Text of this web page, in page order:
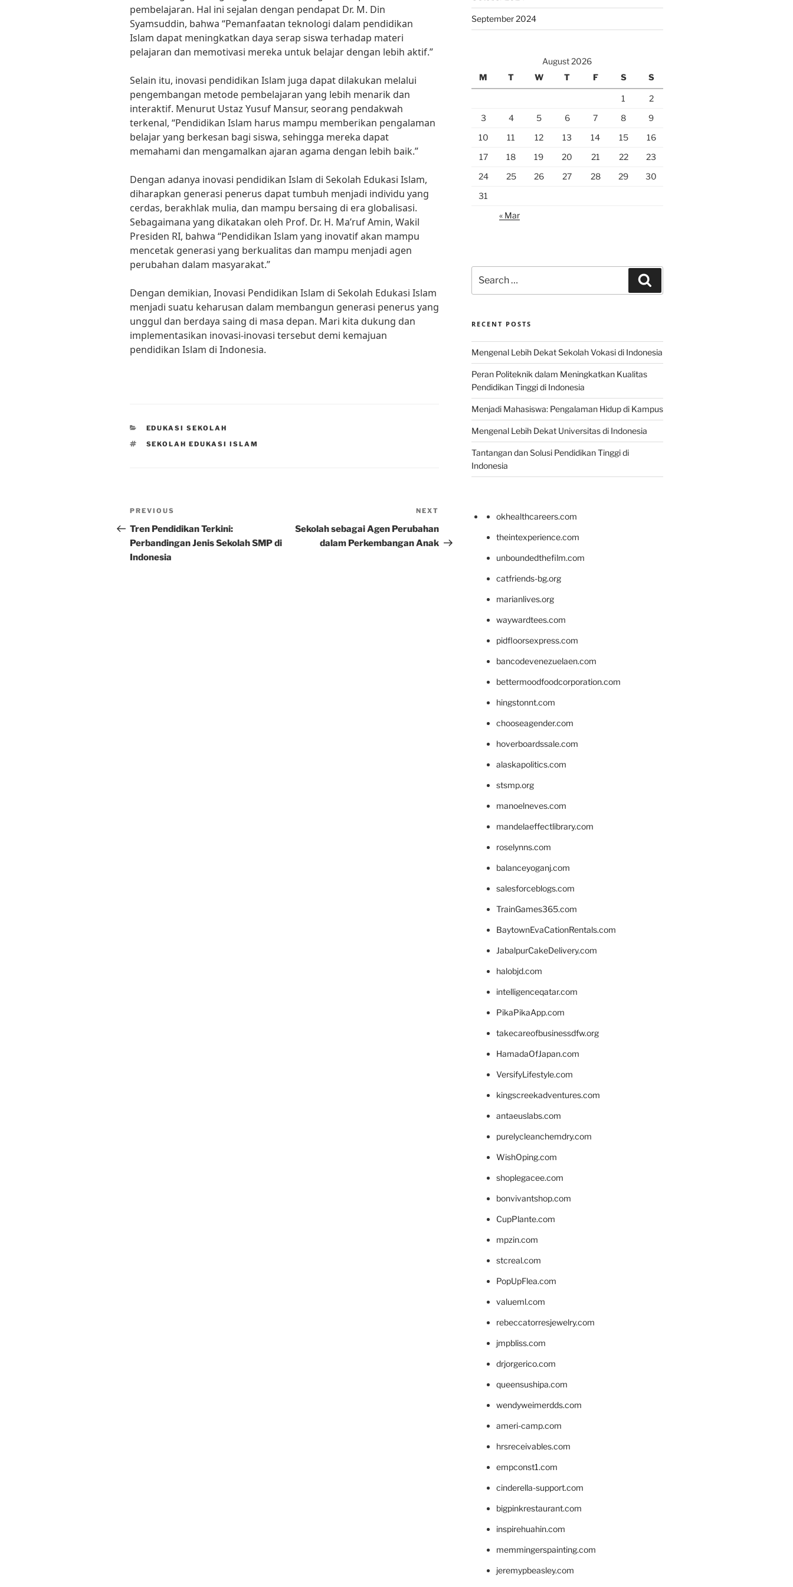
pembelajaran. Hal ini sejalan dengan pendapat Dr. M. Din
Syamsuddin, bahwa “Pemanfaatan teknologi dalam pendidikan
Islam dapat meningkatkan daya serap siswa terhadap materi
pelajaran dan memotivasi mereka untuk belajar dengan lebih aktif.”
Selain itu, inovasi pendidikan Islam juga dapat dilakukan melalui
pengembangan metode pembelajaran yang lebih menarik dan
interaktif. Menurut Ustaz Yusuf Mansur, seorang pendakwah
terkenal, “Pendidikan Islam harus mampu memberikan pengalaman
belajar yang berkesan bagi siswa, sehingga mereka dapat
memahami dan mengamalkan ajaran agama dengan lebih baik.”
Dengan adanya inovasi pendidikan Islam di Sekolah Edukasi Islam,
diharapkan generasi penerus dapat tumbuh menjadi individu yang
cerdas, berakhlak mulia, dan mampu bersaing di era globalisasi.
Sebagaimana yang dikatakan oleh Prof. Dr. H. Ma’ruf Amin, Wakil
Presiden RI, bahwa “Pendidikan Islam yang inovatif akan mampu
mencetak generasi yang berkualitas dan mampu menjadi agen
perubahan dalam masyarakat.”
Dengan demikian, Inovasi Pendidikan Islam di Sekolah Edukasi Islam
menjadi suatu keharusan dalam membangun generasi penerus yang
unggul dan berdaya saing di masa depan. Mari kita dukung dan
implementasikan inovasi-inovasi tersebut demi kemajuan
pendidikan Islam di Indonesia.
CATEGORIES
EDUKASI SEKOLAH
TAGS
SEKOLAH EDUKASI ISLAM
Post
navigation
Previous
Post
PREVIOUS
Tren Pendidikan Terkini:
Perbandingan Jenis Sekolah SMP di
Indonesia
Post
NEXT
Sekolah sebagai Agen Perubahan
dalam Perkembangan Anak
September 2024
August 2026
M
T W T F S S
1
2
3
4 5 6 7 8
9
10
11 12 13 14 15
16
17
18 19 20 21 22
23
24
25 26 27 28 29
30
31
« Mar
for:
RECENT POSTS
Mengenal Lebih Dekat Sekolah Vokasi di Indonesia
Peran Politeknik dalam Meningkatkan Kualitas
Pendidikan Tinggi di Indonesia
Menjadi Mahasiswa: Pengalaman Hidup di Kampus
Mengenal Lebih Dekat Universitas di Indonesia
Tantangan dan Solusi Pendidikan Tinggi di
Indonesia
okhealthcareers.com
theintexperience.com
unboundedthefilm.com
catfriends-bg.org
marianlives.org
waywardtees.com
pidfloorsexpress.com
bancodevenezuelaen.com
bettermoodfoodcorporation.com
hingstonnt.com
chooseagender.com
hoverboardssale.com
alaskapolitics.com
stsmp.org
manoelneves.com
mandelaeffectlibrary.com
roselynns.com
balanceyoganj.com
salesforceblogs.com
TrainGames365.com
BaytownEvaCationRentals.com
JabalpurCakeDelivery.com
halobjd.com
intelligenceqatar.com
PikaPikaApp.com
takecareofbusinessdfw.org
HamadaOfJapan.com
VersifyLifestyle.com
kingscreekadventures.com
antaeuslabs.com
purelycleanchemdry.com
WishOping.com
shoplegacee.com
bonvivantshop.com
CupPlante.com
mpzin.com
stcreal.com
PopUpFlea.com
valueml.com
rebeccatorresjewelry.com
jmpbliss.com
drjorgerico.com
queensushipa.com
wendyweimerdds.com
ameri-camp.com
hrsreceivables.com
empconst1.com
cinderella-support.com
bigpinkrestaurant.com
inspirehuahin.com
memmingerspainting.com
jeremypbeasley.com